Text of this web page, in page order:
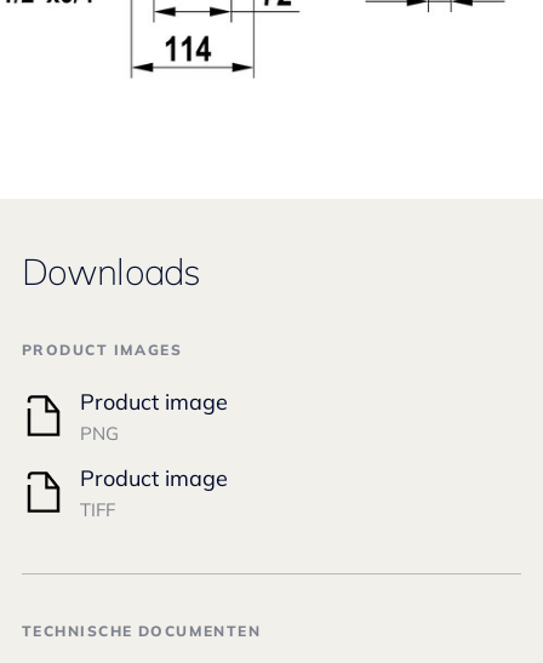
Downloads
PRODUCT IMAGES
Product image
PNG
Product image
TIFF
TECHNISCHE DOCUMENTEN